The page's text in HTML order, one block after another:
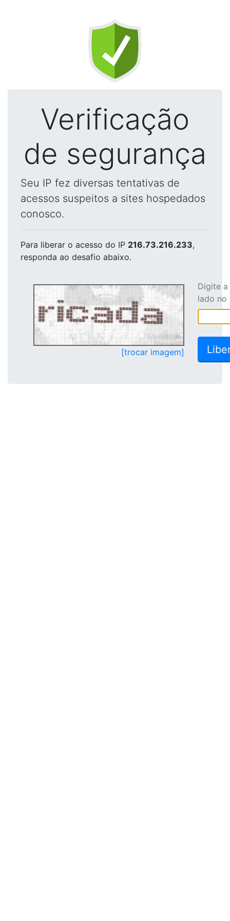
Verificação
de segurança
Seu IP fez diversas tentativas de
acessos suspeitos a sites hospedados
conosco.
Para liberar o acesso do IP 216.73.216.233,
responda ao desafio abaixo.
[trocar imagem]
Digite
lado no